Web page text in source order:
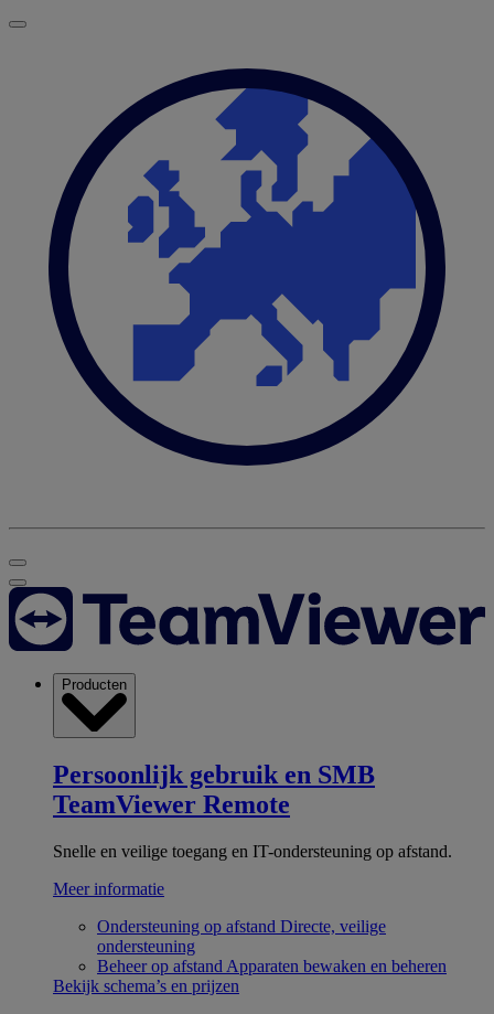
Producten
Persoonlijk gebruik en SMB
TeamViewer Remote
Snelle en veilige toegang en IT-ondersteuning op afstand.
Meer informatie
Ondersteuning op afstand Directe, veilige
ondersteuning
Beheer op afstand Apparaten bewaken en beheren
Bekijk schema’s en prijzen